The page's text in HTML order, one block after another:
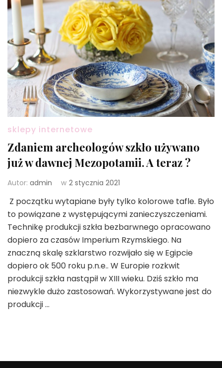
sklepy internetowe
Zdaniem archeologów szkło używano
już w dawnej Mezopotamii. A teraz ?
Autor: admin w 2 stycznia 2021
Z początku wytapiane były tylko kolorowe tafle. Było
to powiązane z występującymi zanieczyszczeniami.
Technikę produkcji szkła bezbarwnego opracowano
dopiero za czasów Imperium Rzymskiego. Na
znaczną skalę szklarstwo rozwijało się w Egipcie
dopiero ok 500 roku p.n.e.. W Europie rozkwit
produkcji szkła nastąpił w XIII wieku. Dziś szkło ma
niezwykle dużo zastosowań. Wykorzystywane jest do
produkcji …